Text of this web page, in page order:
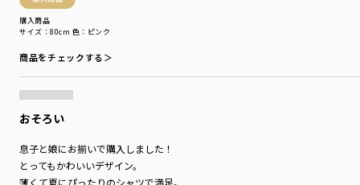
購入商品
サイズ：80cm 色：ピンク
商品をチェックする＞
おそろい
息子と娘にお揃いで購入しました！
とってもかわいいデザイン。
薄くて夏にぴったりのシャツで満足。